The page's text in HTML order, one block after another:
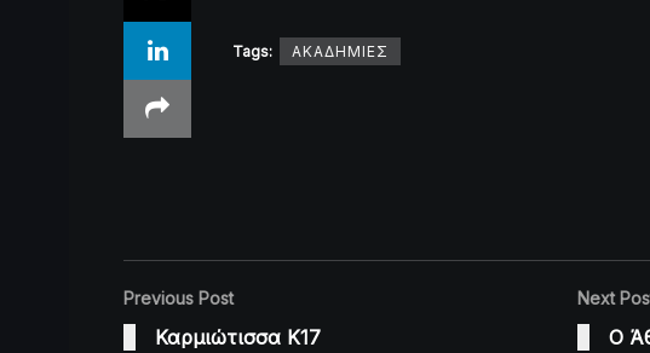
Tags: ΑΚΑΔΗΜΙΕΣ
Previous Post
Καρμιώτισσα K17
Next
Ο